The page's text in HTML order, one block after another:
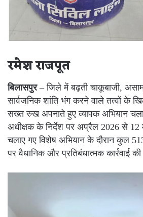
रमेश राजपूत
बिलासपुर– जिले में बढ़ती चाकूबाजी,
सार्वजनिक शांति भंग करने वाले तत्वों के
सख्त रुख अपनाते हुए व्यापक अभियान
अधीक्षक के निर्देश पर अप्रैल 2026 से
चलाए गए विशेष अभियान के दौरान कुल
पर वैधानिक और प्रतिबंधात्मक कार्रवाई